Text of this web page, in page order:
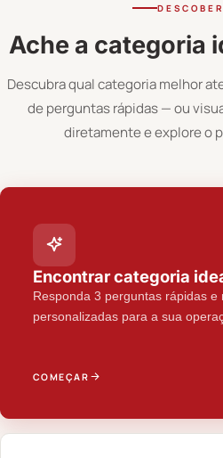
Ache a categoria
Descubra qual categoria melhor
de perguntas rápidas — ou
diretamente e explore o
Encontrar categoria
Responda 3 perguntas rápidas e
personalizadas para a sua
COMEÇAR